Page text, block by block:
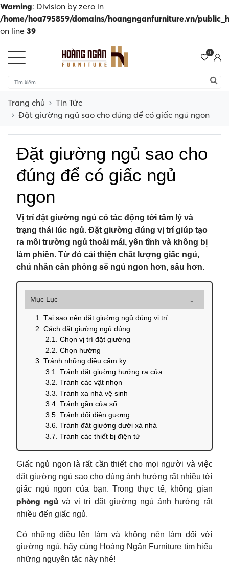
Warning: Division by zero in
/home/hoa795859/domains/hoangnganfurniture.vn/
on line 39
0
Trang chủ
Tin Tức
Đặt giường ngủ sao cho đúng để có giấc ngủ ngon
Đặt giường ngủ sao cho
đúng để có giấc ngủ
ngon
Vị trí đặt giường ngủ có tác động tới tâm lý và
trạng thái lúc ngủ. Đặt giường đúng vị trí giúp tạo
ra môi trường ngủ thoải mái, yên tĩnh và không bị
làm phiền. Từ đó cải thiện chất lượng giấc ngủ,
chủ nhân căn phòng sẽ ngủ ngon hơn, sâu hơn.
Mục Lục
1. Tại sao nên đặt giường ngủ đúng vị trí
2. Cách đặt giường ngủ đúng
2.1. Chọn vị trí đặt giường
2.2. Chọn hướng
3. Tránh những điều cấm kỵ
3.1. Tránh đặt giường hướng ra cửa
3.2. Tránh các vật nhọn
3.3. Tránh xa nhà vệ sinh
3.4. Tránh gần cửa sổ
3.5. Tránh đối diện gương
3.6. Tránh đặt giường dưới xà nhà
3.7. Tránh các thiết bị điện tử
Giấc ngủ ngon là rất cần thiết cho mọi người và việc
đặt giường ngủ sao cho đúng ảnh hưởng rất nhiều tới
giấc ngủ ngon của bạn. Trong thực tế, không gian
phòng ngủ và vị trí đặt giường ngủ ảnh hưởng rất
nhiều đến giấc ngủ.
Có những điều lên làm và không nên làm đối với
giường ngủ, hãy cùng Hoàng Ngân Furniture tìm hiểu
những nguyên tắc này nhé!